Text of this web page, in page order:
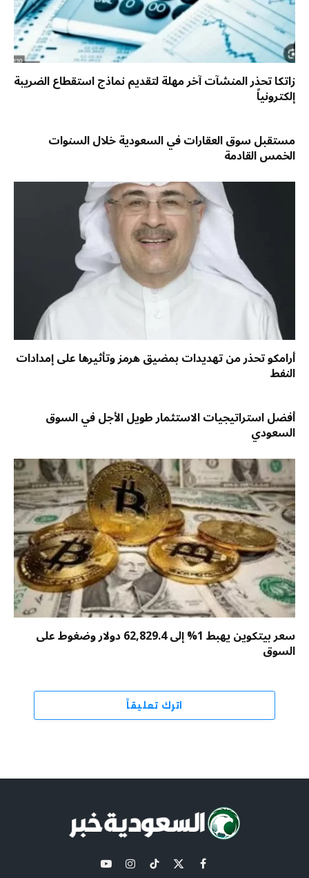
زاتكا تحذر المنشآت آخر مهلة لتقديم نماذج استقطاع الضريبة
إلكترونياً
مستقبل سوق العقارات في السعودية خلال السنوات
الخمس القادمة
أرامكو تحذر من تهديدات بمضيق هرمز وتأثيرها على إمدادات
النفط
أفضل استراتيجيات الاستثمار طويل الأجل في السوق
السعودي
سعر بيتكوين يهبط 1% إلى 62,829.4 دولار وضغوط على
السوق
اترك تعليقاً
فيسبوك
X تيكتوكالانستغراميوتيوب